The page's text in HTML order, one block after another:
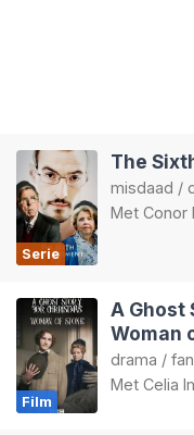
Serie
The
misdaad /
Met Conor
Film
A Ghost
Woman
drama /
Met Celia